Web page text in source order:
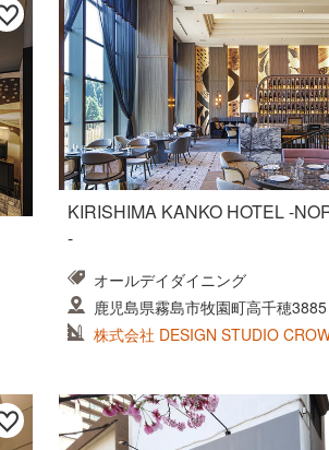
KIRISHIMA KANKO HOTEL -
-
オールデイダイニング
鹿児島県霧島市牧園町高千穂3885
株式会社 DESIGN STUDIO